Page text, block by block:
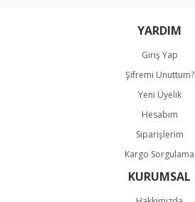
Gönder
YARDIM
Giriş Yap
Şifremi Unuttum?
Yeni Üyelik
Hesabım
Siparişlerim
Kargo Sorgulama
KURUMSAL